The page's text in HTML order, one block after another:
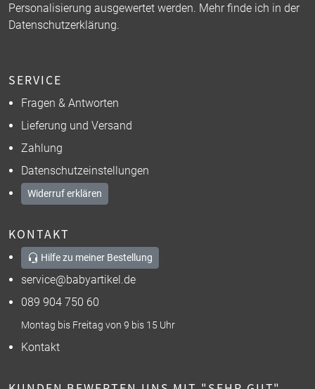
Personalisierung ausgewertet werden. Mehr finde ich in der
Datenschutzerklärung.
SERVICE
Fragen & Antworten
Lieferung und Versand
Zahlung
Datenschutzeinstellungen
Widerruf erklären
KONTAKT
Hilfe zu meiner Bestellung
service@babyartikel.de
089 904 750 60
Montag bis Freitag von 9 bis 15 Uhr
Kontakt